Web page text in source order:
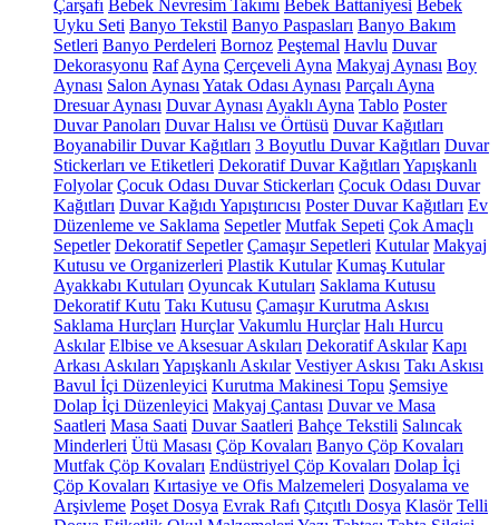
Çarşafı Bebek Nevresim Takımı Bebek Battaniyesi Bebek
Uyku Seti Banyo Tekstil Banyo Paspasları Banyo Bakım
Setleri Banyo Perdeleri Bornoz Peştemal Havlu Duvar
Dekorasyonu Raf Ayna Çerçeveli Ayna Makyaj Aynası Boy
Aynası Salon Aynası Yatak Odası Aynası Parçalı Ayna
Dresuar Aynası Duvar Aynası Ayaklı Ayna Tablo Poster
Duvar Panoları Duvar Halısı ve Örtüsü Duvar Kağıtları
Boyanabilir Duvar Kağıtları 3 Boyutlu Duvar Kağıtları Duvar
Stickerları ve Etiketleri Dekoratif Duvar Kağıtları Yapışkanlı
Folyolar Çocuk Odası Duvar Stickerları Çocuk Odası Duvar
Kağıtları Duvar Kağıdı Yapıştırıcısı Poster Duvar Kağıtları Ev
Düzenleme ve Saklama Sepetler Mutfak Sepeti Çok Amaçlı
Sepetler Dekoratif Sepetler Çamaşır Sepetleri Kutular Makyaj
Kutusu ve Organizerleri Plastik Kutular Kumaş Kutular
Ayakkabı Kutuları Oyuncak Kutuları Saklama Kutusu
Dekoratif Kutu Takı Kutusu Çamaşır Kurutma Askısı
Saklama Hurçları Hurçlar Vakumlu Hurçlar Halı Hurcu
Askılar Elbise ve Aksesuar Askıları Dekoratif Askılar Kapı
Arkası Askıları Yapışkanlı Askılar Vestiyer Askısı Takı Askısı
Bavul İçi Düzenleyici Kurutma Makinesi Topu Şemsiye
Dolap İçi Düzenleyici Makyaj Çantası Duvar ve Masa
Saatleri Masa Saati Duvar Saatleri Bahçe Tekstili Salıncak
Minderleri Ütü Masası Çöp Kovaları Banyo Çöp Kovaları
Mutfak Çöp Kovaları Endüstriyel Çöp Kovaları Dolap İçi
Çöp Kovaları Kırtasiye ve Ofis Malzemeleri Dosyalama ve
Arşivleme Poşet Dosya Evrak Rafı Çıtçıtlı Dosya Klasör Telli